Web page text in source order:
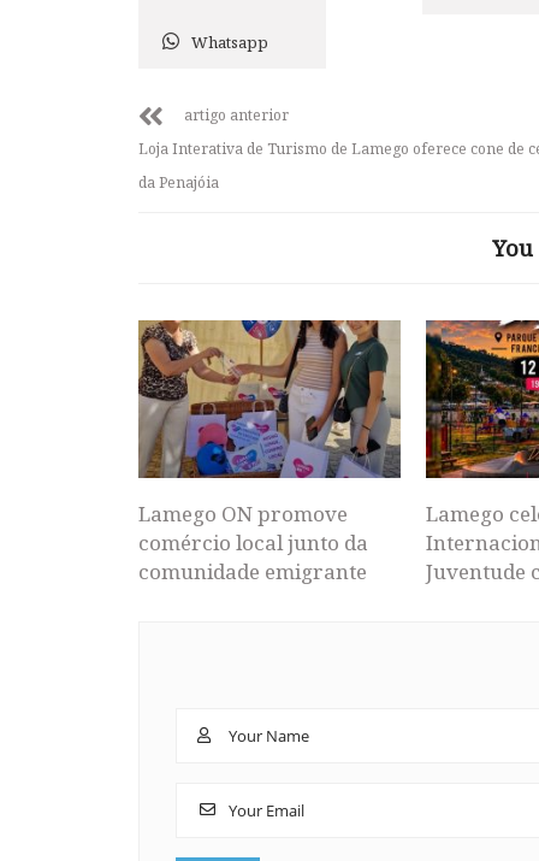
Whatsapp
artigo anterior
Loja Interativa de Turismo de Lamego oferece cone de
da Penajóia
Lamego ON promove
comércio local junto da
comunidade emigrante
Lamego
Juventude